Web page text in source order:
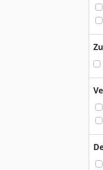
Arku Richtmaschinen